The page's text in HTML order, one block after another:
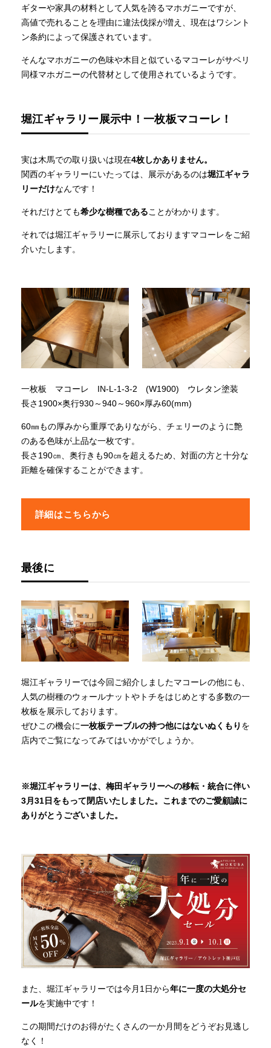
ギターや家具の材料として人気を誇るマホガニーですが、
高値で売れることを理由に違法伐採が増え、現在はワシント
ン条約によって保護されています。
そんなマホガニーの色味や木目と似ているマコーレがサペリ
同様マホガニーの代替材として使用されているようです。
堀江ギャラリー展示中！一枚板マコーレ！
実は木馬での取り扱いは現在4枚しかありません。
関西のギャラリーにいたっては、展示があるのは堀江ギャラ
リーだけなんです！
それだけとても希少な樹種であることがわかります。
それでは堀江ギャラリーに展示しておりますマコーレをご紹
介いたします。
一枚板 マコーレ IN-L-1-3-2 (W1900) ウレタン塗装
長さ1900×奥行930～940～960×厚み60(mm)
60㎜もの厚みから重厚でありながら、チェリーのように艶
のある色味が上品な一枚です。
長さ190㎝、奥行きも90㎝を超えるため、対面の方と十分な
距離を確保することができます。
詳細はこちらから
最後に
堀江ギャラリーでは今回ご紹介しましたマコーレの他にも、
人気の樹種のウォールナットやトチをはじめとする多数の一
枚板を展示しております。
ぜひこの機会に一枚板テーブルの持つ他にはないぬくもり を
店内でご覧になってみてはいかがでしょうか。
※堀江ギャラリーは、梅田ギャラリーへの移転・統合に伴い
3月31日をもって閉店いたしました。これまでのご愛顧誠に
ありがとうございました。
また、堀江ギャラリーでは今月1日から年に一度の大処分セ
ールを実施中です！
この期間だけのお得がたくさんの一か月間をどうぞお見逃し
なく！